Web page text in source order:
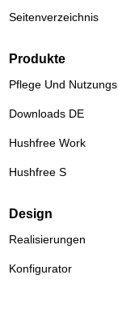
Seitenverzeichnis
Produkte
Pflege Und
Downloads DE
Hushfree Work
Hushfree S
Design
Realisierungen
Konfigurator